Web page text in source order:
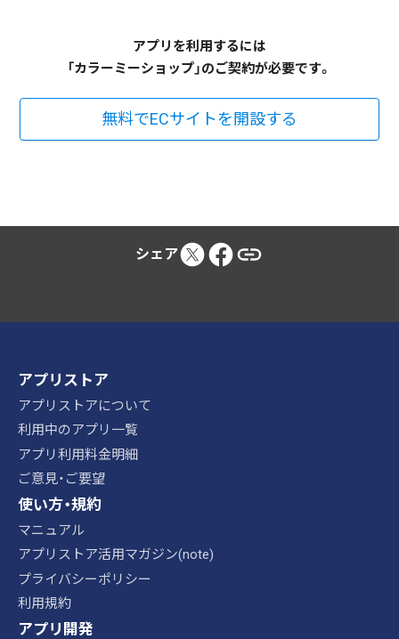
アプリを利用するには
「カラーミーショップ」のご契約が必要です。
無料でECサイトを開設する
シェア
アプリストア
アプリストアについて
利用中のアプリ一覧
アプリ利用料金明細
ご意見・ご要望
使い方・規約
マニュアル
アプリストア活用マガジン(note)
プライバシーポリシー
利用規約
アプリ開発